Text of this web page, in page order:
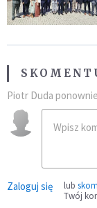
Piotr Duda
Zaloguj się lub
Twój